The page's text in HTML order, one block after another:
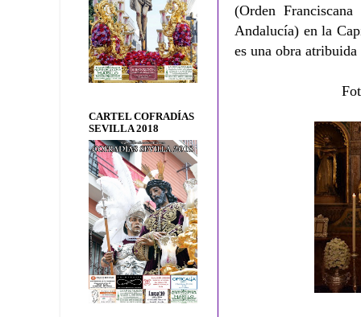
(Orden
Andalucía) en la
es una obra
CARTEL COFRADÍAS
SEVILLA 2018